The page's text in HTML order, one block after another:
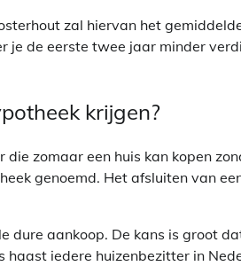
zal hiervan het
je de eerste twee jaar minder
krijgen?
zomaar een huis kan kopen
genoemd. Het afsluiten van
dure aankoop. De kans is groot
haast iedere huizenbezitter in